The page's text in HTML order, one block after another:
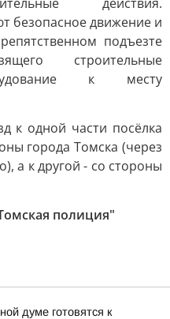
безопасное движение и
подъезте
строительные
к месту
к одной части посёлка
города Томска (через
а к другой - со стороны
полиция"
думе готовятся к